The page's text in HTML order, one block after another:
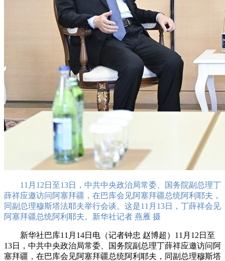
11月12日至13日，中共中央政治局常委、国务院副总理丁
薛祥应邀访问阿塞拜疆，在巴库会见阿塞拜疆总统阿利耶夫，
同副总理穆斯塔法耶夫举行会谈。这是11月13日，丁薛祥会见
阿塞拜疆总统阿利耶夫。新华社记者 燕雁 摄
新华社巴库11月14日电（记者钟忠 赵博超）11月12日至
13日，中共中央政治局常委、国务院副总理丁薛祥应邀访问阿
塞拜疆，在巴库会见阿塞拜疆总统阿利耶夫，同副总理穆斯塔